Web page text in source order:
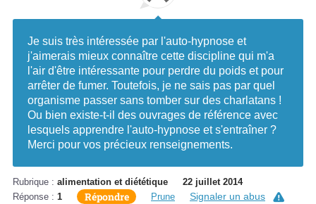
Je suis très intéressée par l'auto-hypnose et
j'aimerais mieux connaître cette discipline qui m'a
l'air d'être intéressante pour perdre du poids et pour
arrêter de fumer. Toutefois, je ne sais pas par quel
organisme passer sans tomber sur des charlatans !
Ou bien existe-t-il des ouvrages de référence avec
lesquels apprendre l'auto-hypnose et s'entraîner ?
Merci pour vos précieux renseignements.
Rubrique : alimentation et diététique
22 juillet 2014
Réponse : 1 Répondre Prune
Signaler un abus